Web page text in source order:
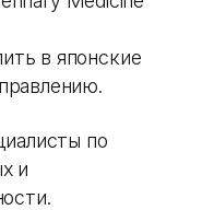
в японские
по
и